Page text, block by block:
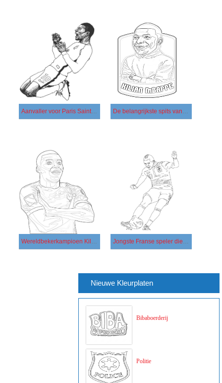
Aanvaller voor Paris Saint Germain De belangrijkste spits van het Franse nationale team
Wereldbekerkampioen Kilian Jongste Franse speler die doelpunten scoorde in het toernooi
Nieuwe Kleurplaten
Bibaboerderij
Politie